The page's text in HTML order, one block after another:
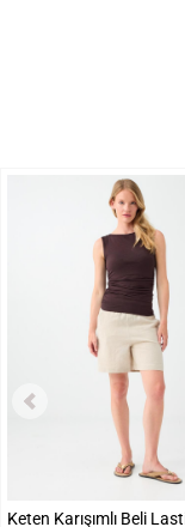
Keten Karışımlı Beli